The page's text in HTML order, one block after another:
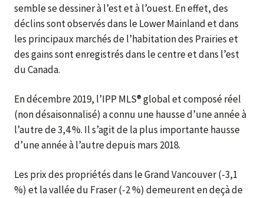
semble se dessiner à l’est et à l’ouest. En effet, des
déclins sont observés dans le Lower Mainland et dans
les principaux marchés de l’habitation des Prairies et
des gains sont enregistrés dans le centre et dans l’est
du Canada.
En décembre 2019, l’IPP MLS® global et composé réel
(non désaisonnalisé) a connu une hausse d’une année à
l’autre de 3,4 %. Il s’agit de la plus importante hausse
d’une année à l’autre depuis mars 2018.
Les prix des propriétés dans le Grand Vancouver (-3,1
%) et la vallée du Fraser (-2 %) demeurent en deçà de